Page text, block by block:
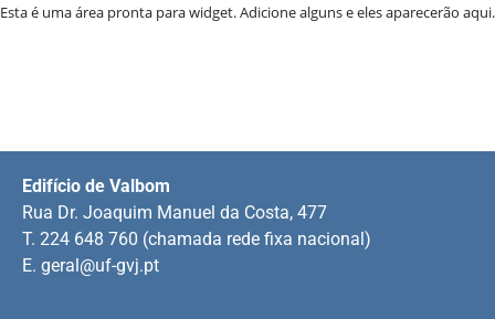
Esta é uma área pronta para widget. Adicione alguns e eles aparecerão aqui.
Edifício de Valbom
Rua Dr. Joaquim Manuel da Costa, 477
T. 224 648 760 (chamada rede fixa nacional)
E. geral@uf-gvj.pt